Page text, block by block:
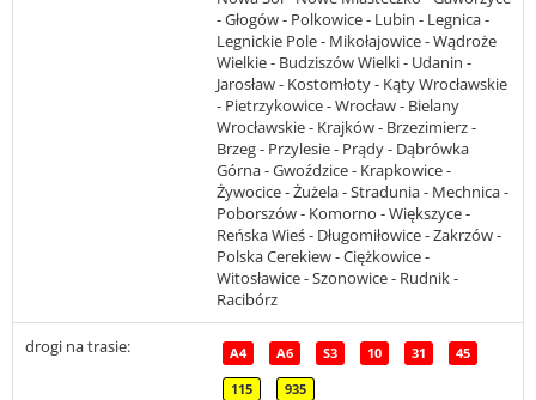
- Głogów - Polkowice - Lubin - Legnica -
Legnickie Pole - Mikołajowice - Wądroże
Wielkie - Budziszów Wielki - Udanin -
Jarosław - Kostomłoty - Kąty Wrocławskie
- Pietrzykowice - Wrocław - Bielany
Wrocławskie - Krajków - Brzezimierz -
Brzeg - Przylesie - Prądy - Dąbrówka
Górna - Gwoździce - Krapkowice -
Żywocice - Żużela - Stradunia - Mechnica -
Poborszów - Komorno - Większyce -
Reńska Wieś - Długomiłowice - Zakrzów -
Polska Cerekiew - Ciężkowice -
Witosławice - Szonowice - Rudnik -
Racibórz
drogi na trasie: A4 A6 S3 10 31 45
115 935